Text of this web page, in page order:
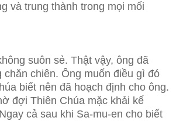
và trung thành trong mọi mối
suôn sẻ. Thật vậy, ông đã
chăn chiên. Ông muốn điều gì đó
biết nên đã hoạch định cho ông.
đợi Thiên Chúa mặc khải kế
cả sau khi Sa-mu-en cho biết